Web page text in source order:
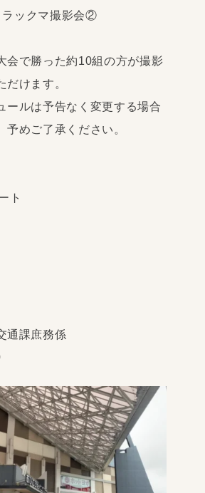
ックマ撮影会②
会で勝った約10組の方が撮影
だけます。
ールは予告なく変更する場合
予めご了承ください。
ト
通課庶務係